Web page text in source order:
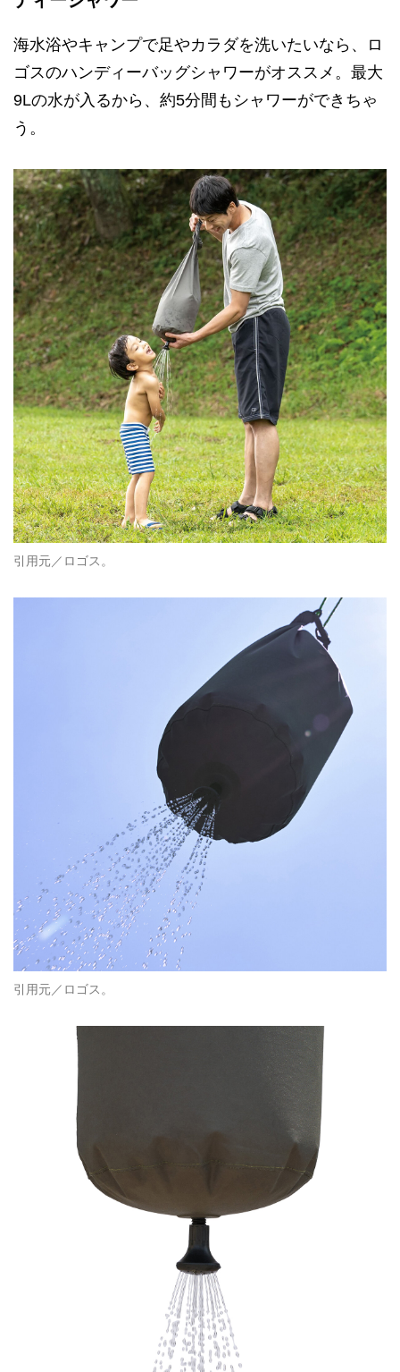
海水浴やキャンプで足やカラダを洗いたいなら、ロ
ゴスのハンディーバッグシャワーがオススメ。最大
9Lの水が入るから、約5分間もシャワーができちゃ
う。
引用元／ロゴス。
引用元／ロゴス。